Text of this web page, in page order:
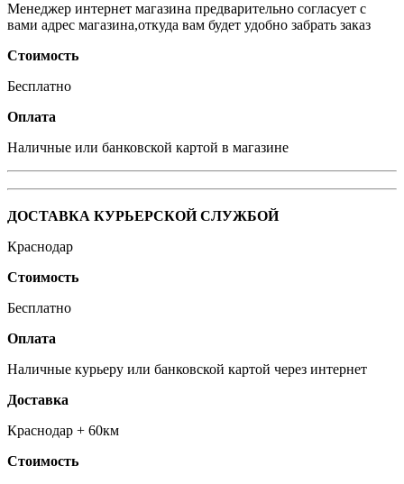
Менеджер интернет магазина предварительно согласует с
вами адрес магазина,откуда вам будет удобно забрать заказ
Стоимость
Бeсплатно
Оплата
Наличные или банковской картой в магазине
ДОСТАВКА КУРЬЕРСКОЙ СЛУЖБОЙ
Краснодар
Стоимость
Бeсплатно
Оплата
Наличные курьеру или банковской картой через интернет
Доставка
Краснодар + 60км
Стоимость